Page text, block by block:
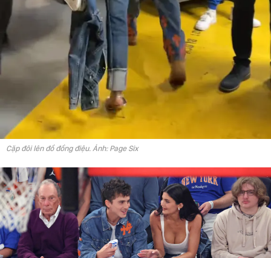
Cặp đôi lên đồ đồng điệu. Ảnh: Page Six